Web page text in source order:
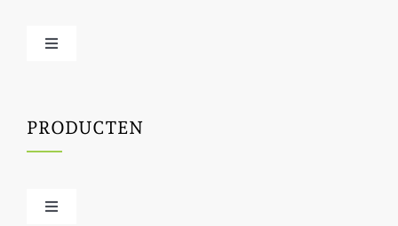
Toggle
Houtbewerking
Houtinfo
PRODUCTEN
Toggle